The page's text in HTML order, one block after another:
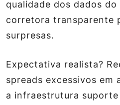
qualidade dos dados
corretora transparente
surpresas.
Expectativa realista?
spreads excessivos em
a infraestrutura